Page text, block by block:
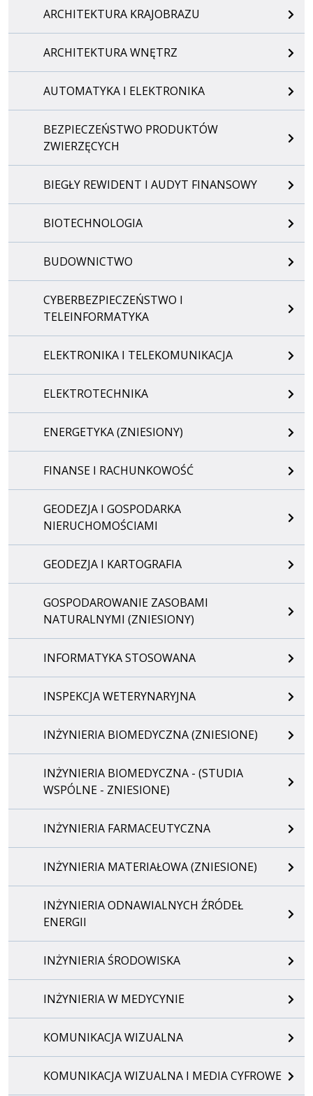
ARCHITEKTURA KRAJOBRAZU
ARCHITEKTURA WNĘTRZ
AUTOMATYKA I ELEKTRONIKA
BEZPIECZEŃSTWO PRODUKTÓW
ZWIERZĘCYCH
BIEGŁY REWIDENT I AUDYT FINANSOWY
BIOTECHNOLOGIA
BUDOWNICTWO
CYBERBEZPIECZEŃSTWO I
TELEINFORMATYKA
ELEKTRONIKA I TELEKOMUNIKACJA
ELEKTROTECHNIKA
ENERGETYKA (ZNIESIONY)
FINANSE I RACHUNKOWOŚĆ
GEODEZJA I GOSPODARKA
NIERUCHOMOŚCIAMI
GEODEZJA I KARTOGRAFIA
GOSPODAROWANIE ZASOBAMI
NATURALNYMI (ZNIESIONY)
INFORMATYKA STOSOWANA
INSPEKCJA WETERYNARYJNA
INŻYNIERIA BIOMEDYCZNA (ZNIESIONE)
INŻYNIERIA BIOMEDYCZNA - (STUDIA
WSPÓLNE - ZNIESIONE)
INŻYNIERIA FARMACEUTYCZNA
INŻYNIERIA MATERIAŁOWA (ZNIESIONE)
INŻYNIERIA ODNAWIALNYCH ŹRÓDEŁ
ENERGII
INŻYNIERIA ŚRODOWISKA
INŻYNIERIA W MEDYCYNIE
KOMUNIKACJA WIZUALNA
KOMUNIKACJA WIZUALNA I MEDIA CYFROWE